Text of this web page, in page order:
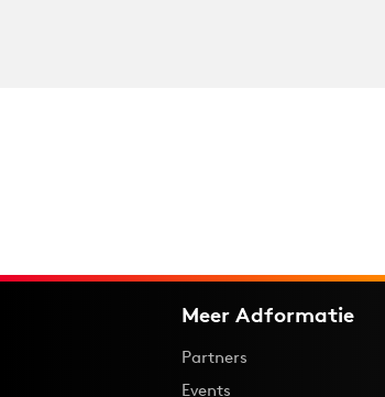
Meer Adformatie
Partners
Events